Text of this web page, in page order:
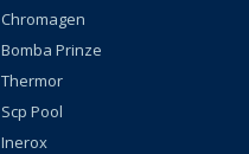
Chromagen
Bomba Prinze
Thermor
Scp Pool
Inerox